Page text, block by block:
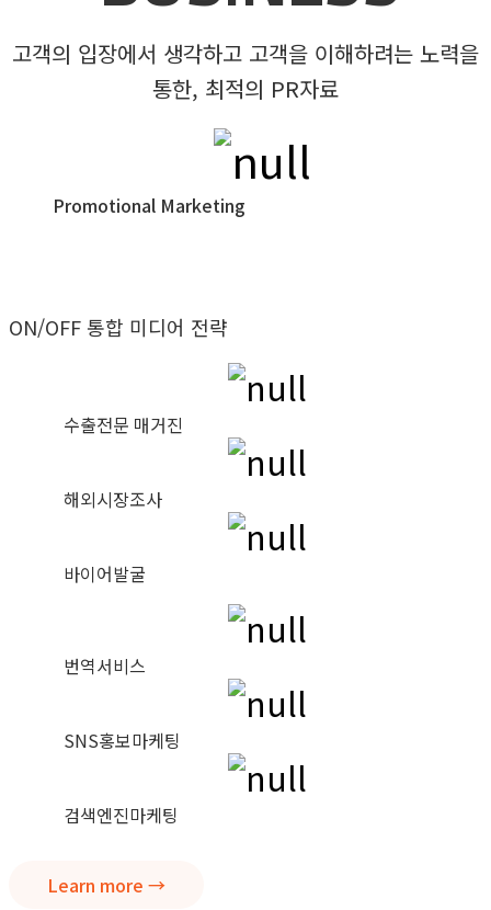
고객의 입장에서 생각하고 고객을 이해하려는 노력을
통한, 최적의 PR자료
Promotional Marketing
ON/OFF 통합 미디어 전략
수출전문 매거진
해외시장조사
바이어발굴
번역서비스
SNS홍보마케팅
검색엔진마케팅
Learn more →